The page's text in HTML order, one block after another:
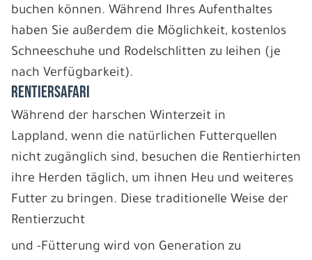
buchen können. Während Ihres Aufenthaltes
haben Sie außerdem die Möglichkeit, kostenlos
Schneeschuhe und Rodelschlitten zu leihen (je
nach Verfügbarkeit).
RENTIERSAFARI
Während der harschen Winterzeit in
Lappland, wenn die natürlichen Futterquellen
nicht zugänglich sind, besuchen die Rentierhirten
ihre Herden täglich, um ihnen Heu und weiteres
Futter zu bringen. Diese traditionelle Weise der
Rentierzucht
und -Fütterung wird von Generation zu